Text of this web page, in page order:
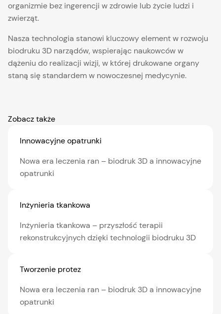
organizmie bez ingerencji w zdrowie lub życie ludzi i
zwierząt.
Nasza technologia stanowi kluczowy element w rozwoju
biodruku 3D narządów, wspierając naukowców w
dążeniu do realizacji wizji, w której drukowane organy
staną się standardem w nowoczesnej medycynie.
Zobacz także
Innowacyjne opatrunki
Nowa era leczenia ran – biodruk 3D a innowacyjne
opatrunki
Inżynieria tkankowa
Inżynieria tkankowa – przyszłość terapii
rekonstrukcyjnych dzięki technologii biodruku 3D
Tworzenie protez
Nowa era leczenia ran – biodruk 3D a innowacyjne
opatrunki